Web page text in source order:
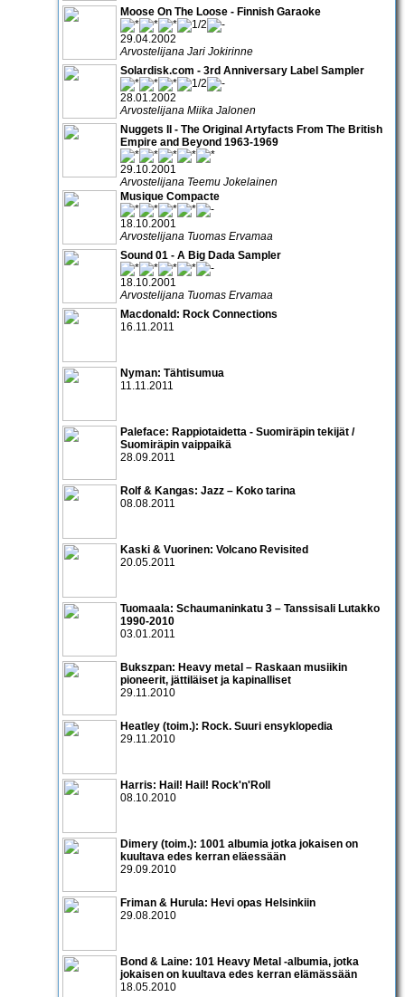
Moose On The Loose - Finnish Garaoke
29.04.2002
Arvostelijana Jari Jokirinne
Solardisk.com - 3rd Anniversary Label Sampler
28.01.2002
Arvostelijana Miika Jalonen
Nuggets II - The Original Artyfacts From The British
Empire and Beyond 1963-1969
29.10.2001
Arvostelijana Teemu Jokelainen
Musique Compacte
18.10.2001
Arvostelijana Tuomas Ervamaa
Sound 01 - A Big Dada Sampler
18.10.2001
Arvostelijana Tuomas Ervamaa
Macdonald: Rock Connections
16.11.2011
Nyman: Tähtisumua
11.11.2011
Paleface: Rappiotaidetta - Suomiräpin tekijät /
Suomiräpin vaippaikä
28.09.2011
Rolf & Kangas: Jazz – Koko tarina
08.08.2011
Kaski & Vuorinen: Volcano Revisited
20.05.2011
Tuomaala: Schaumaninkatu 3 – Tanssisali Lutakko
1990­-2010
03.01.2011
Bukszpan: Heavy metal – Raskaan musiikin
pioneerit, jättiläiset ja kapinalliset
29.11.2010
Heatley (toim.): Rock. Suuri ensyklopedia
29.11.2010
Harris: Hail! Hail! Rock'n'Roll
08.10.2010
Dimery (toim.): 1001 albumia jotka jokaisen on
kuultava edes kerran eläessään
29.09.2010
Friman & Hurula: Hevi opas Helsinkiin
29.08.2010
Bond & Laine: 101 Heavy Metal -albumia, jotka
jokaisen on kuultava edes kerran elämässään
18.05.2010